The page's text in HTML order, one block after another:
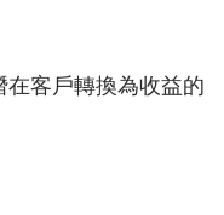
客戶轉換為收益的